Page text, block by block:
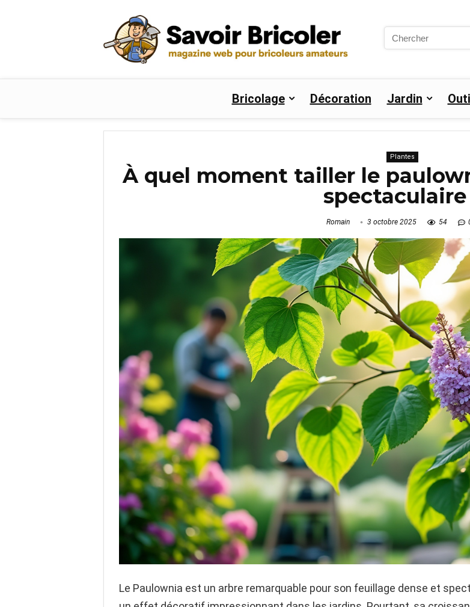
Search
Bricolage Décoration Jardin
Plantes
À quel moment tailler le
spectaculaire
Romain 3 octobre 2025 54
Le Paulownia est un arbre remarquable pour son feuillage dense et